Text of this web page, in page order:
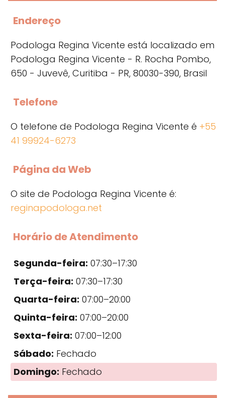
Endereço
Podologa Regina Vicente está localizado em
Podologa Regina Vicente - R. Rocha Pombo,
650 - Juvevê, Curitiba - PR, 80030-390, Brasil
Telefone
O telefone de Podologa Regina Vicente é +55
41 99924-6273
Página da Web
O site de Podologa Regina Vicente é:
reginapodologa.net
Horário de Atendimento
Segunda-feira: 07:30–17:30
Terça-feira: 07:30–17:30
Quarta-feira: 07:00–20:00
Quinta-feira: 07:00–20:00
Sexta-feira: 07:00–12:00
Sábado: Fechado
Domingo: Fechado